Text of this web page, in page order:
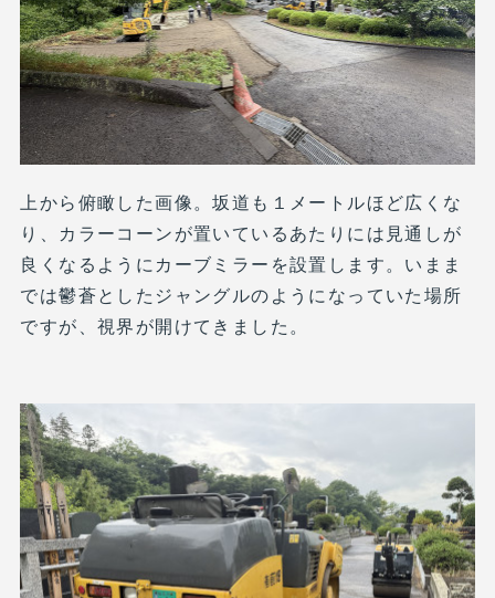
上から俯瞰した画像。坂道も１メートルほど広くな
り、カラーコーンが置いているあたりには見通しが
良くなるようにカーブミラーを設置します。いまま
では鬱蒼としたジャングルのようになっていた場所
ですが、視界が開けてきました。